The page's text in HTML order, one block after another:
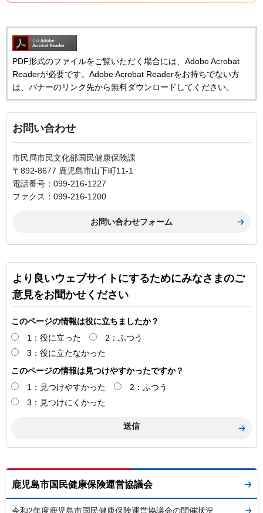
PDF形式のファイルをご覧いただく場合には、Adobe Acrobat
Readerが必要です。Adobe Acrobat Readerをお持ちでない方
は、バナーのリンク先から無料ダウンロードしてください。
お問い合わせ
市民局市民文化部国民健康保険課
〒892-8677 鹿児島市山下町11-1
電話番号：099-216-1227
ファクス：099-216-1200
より良いウェブサイトにするためにみなさまのご
意見をお聞かせください
このページの情報は役に立ちましたか？
1：役に立った
2：ふつう
3：役に立たなかった
このページの情報は見つけやすかったですか？
1：見つけやすかった
2：ふつう
3：見つけにくかった
鹿児島市国民健康保険運営協議会
令和2年度鹿児島市国民健康保険運営協議会の開催状況